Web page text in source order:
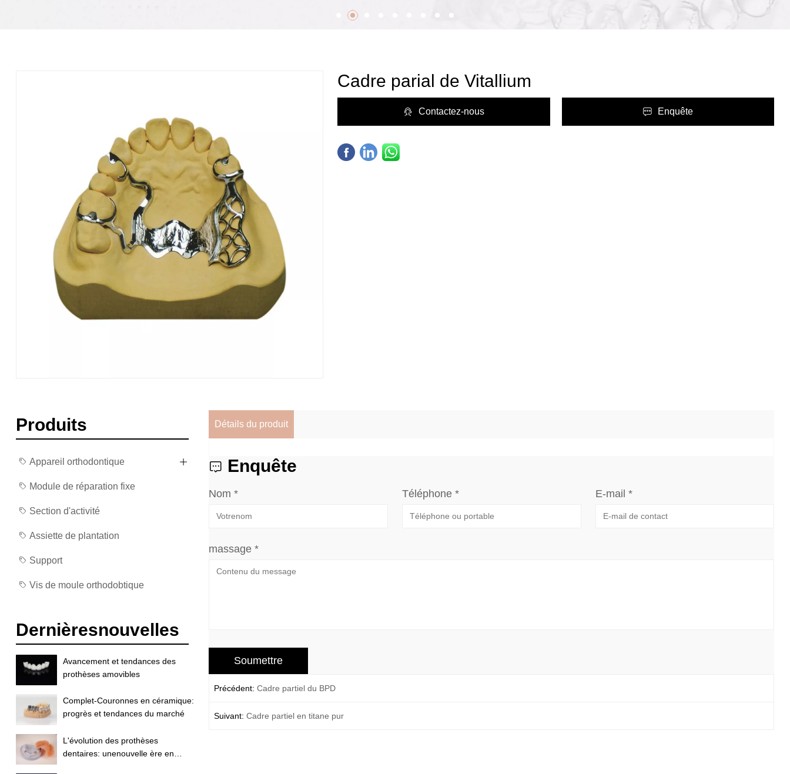
Cadre parial de Vitallium
Contactez-nous Enquête
Produits
Appareil orthodontique
Module de réparation fixe
Section d'activité
Assiette de plantation
Support
Vis de moule orthodobtique
Dernièresnouvelles
Avancement et tendances des
prothèses amovibles
Complet-Couronnes en céramique:
progrès et tendances du marché
L'évolution des prothèses
dentaires: unenouvelle ère en
Détails du produit
Enquête
Nom * Téléphone * E-mail *
massage *
Précédent:Cadre partiel du BPD
Suivant:Cadre partiel en titane pur